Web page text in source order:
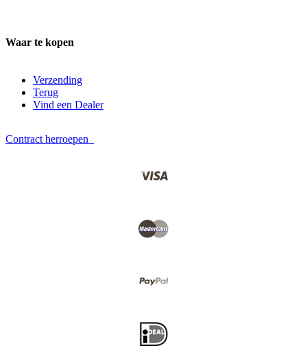
Waar te kopen
Verzending
Terug
Vind een Dealer
Contract herroepen